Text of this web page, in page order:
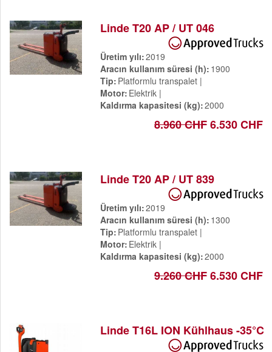
Linde T20 AP / UT 046
Üretim yılı 2019
Aracın kullanım süresi (h) 1900
Tip Platformlu transpalet
Motor Elektrik
Kaldırma kapasitesi (kg) 2000
8.960 CHF6.530 CHF
Linde T20 AP / UT 839
Üretim yılı 2019
Aracın kullanım süresi (h) 1300
Tip Platformlu transpalet
Motor Elektrik
Kaldırma kapasitesi (kg) 2000
9.260 CHF6.530 CHF
Linde T16L ION Kühlhaus -35°C